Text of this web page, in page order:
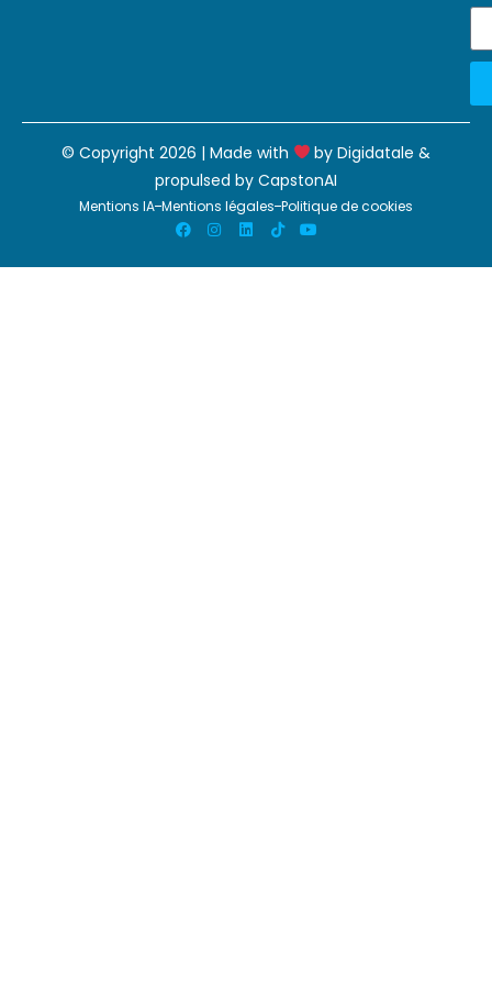
© Copyright 2026 | Made with byDigidatale &
propulsed by CapstonAI
Mentions IA Mentions légales Politique de cookies